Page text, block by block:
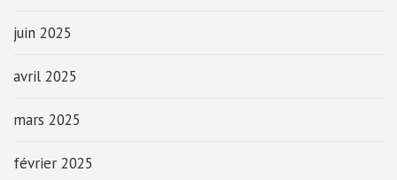
juin 2025
avril 2025
mars 2025
février 2025